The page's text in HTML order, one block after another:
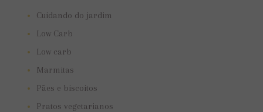
Cuidando do jardim
Low Carb
Low carb
Marmitas
Pães e biscoitos
Pratos vegetarianos